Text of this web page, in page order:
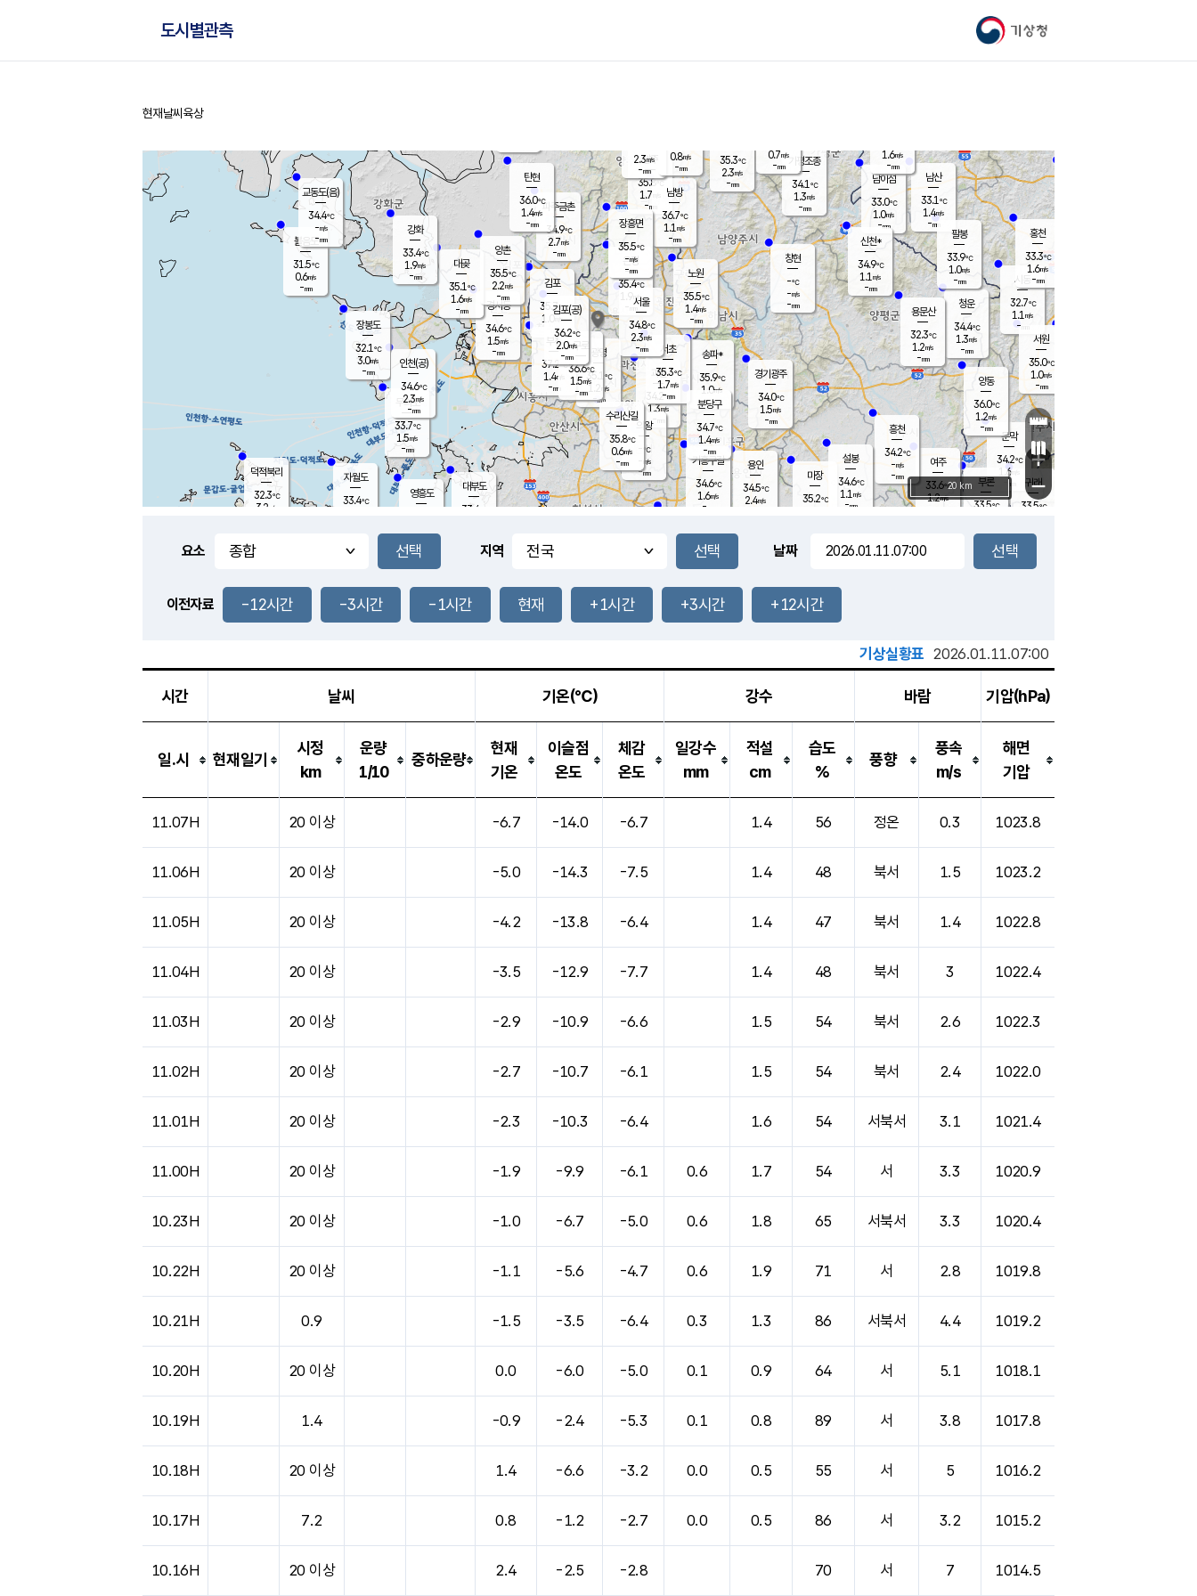
기상청
도시별관측
홈
현재날씨 육상
풍도
1.5m/s
문막
34.2℃
1.6m/s
mm
남이섬
33.0℃
1.0m/s
-mm
무의도
33.7℃
1.5m/s
-mm
영흥도
볼음도
31.5℃
0.6m/s
-mm
자월도
33.4℃
양주
35.8℃
1.7
-mm
부론
33.5℃
과천
34.2℃
1.3m/s
- mm
남산
33.1℃
1.4m/s
-mm
장봉도
32.1℃
3.0m/s
-mm
-mm
청운
34.4℃
1.3m/s
-mm
팔봉
33.9℃
1.0m/s
-mm
-mm
용인
34.5℃
2.4m/s
여주
33.6℃
1.2m/s
양동
36.0℃
1.2m/s
-mm
경기광주
34.0℃
1.5m/s
-mm
장호원
1.6m/s
-mm
34.0
℃
대부도
33.4
-
경서동
34.6℃
1.5m/s
-mm
파주금촌
34.9℃
2.7m/s
-mm
가평조종
34.1℃
1.3m/s
-mm
35.3℃
2.3m/s
-mm
대곶
35.1℃
1.6m/s
-mm
신천*
34.9℃
1.1 m/s
-mm
창현
-℃
-m/s
-mm
탄현
36.0℃
1.4m/s
-mm
0.7m/s
-mm
35.0℃
2.0m/s
-mm
흥천
34.2℃
-m/s
-mm
마장
35.2℃
의왕
- ℃
-m/s
-mm
김포
35.7℃
1.0 m/s
mm
설봉
34.6℃
1.1 m/s
-mm
광명
35.1
℃
1.2 m/s
-mm
부천
37.2℃
1.4m/s
-mm
-mm
양촌
35.5℃
2.2m/s
-mm
구로
36.6℃
1.5m/s
-mm
은평
35.4℃
1.9 m/s
- mm
노원
35.5℃
1.4m/s
-mm
송파*
35.9℃
1.0m/s
-mm
서초
35.3℃
1.7m/s
-mm
남방
36.7℃
1.1 m/s
-mm
기흥구갈
34.6℃
1.6m/s
-
수리산길
35.8℃
0.6m/s
-mm
분당구
34.7℃
1.4m/s
-mm
장흥면
35.5℃
-m/s
-mm
2.3m/s
-mm
시동
32.7℃
1.1 m/s
- mm
귀래
33.5℃
서원
35.0℃
1.0m/s
-mm
용문산
32.3℃
1.2m/s
-mm
덕적북리
32.3℃
3.2 m/s
홍천
33.3℃
1.6m/s
-mm
강화
33.4℃
1.9m/s
-mm
인천(공)
34.6℃
2.3m/s
-mm
김포(공)
36.2℃
2.0m/s
-mm
서울
34.8℃
2.3m/s
-mm
0.8m/s
-mm
교동도(음)
34.4℃
-m/s
-mm
+
−
20 km
요소 지역 날짜
이전자료 -12시간 -3시간 -1시간 현재 +1시간 +3시간 +12시간
기상실황표 2026.01.11.07:00
시간 날씨 기온(℃) 강수 바람 기압(hPa)
일.시 현재일기
시정
km
운량
1/10
중하운량
현재
기온
이슬점
온도
체감
온도
일강수
mm
적설
cm
습도
%
풍향
풍속
m/s
해면
기압
11.07H 20 이상 -6.7 -14.0 -6.7 1.4 56 정온 0.3 1023.8
11.06H 20 이상 -5.0 -14.3 -7.5 1.4 48 북서 1.5 1023.2
11.05H 20 이상 -4.2 -13.8 -6.4 1.4 47 북서 1.4 1022.8
11.04H 20 이상 -3.5 -12.9 -7.7 1.4 48 북서 3 1022.4
11.03H 20 이상 -2.9 -10.9 -6.6 1.5 54 북서 2.6 1022.3
11.02H 20 이상 -2.7 -10.7 -6.1 1.5 54 북서 2.4 1022.0
11.01H 20 이상 -2.3 -10.3 -6.4 1.6 54 서북서 3.1 1021.4
11.00H 20 이상 -1.9 -9.9 -6.1 0.6 1.7 54 서 3.3 1020.9
10.23H 20 이상 -1.0 -6.7 -5.0 0.6 1.8 65 서북서 3.3 1020.4
10.22H 20 이상 -1.1 -5.6 -4.7 0.6 1.9 71 서 2.8 1019.8
10.21H 0.9 -1.5 -3.5 -6.4 0.3 1.3 86 서북서 4.4 1019.2
10.20H 20 이상 0.0 -6.0 -5.0 0.1 0.9 64 서 5.1 1018.1
10.19H 1.4 -0.9 -2.4 -5.3 0.1 0.8 89 서 3.8 1017.8
10.18H 20 이상 1.4 -6.6 -3.2 0.0 0.5 55 서 5 1016.2
10.17H 7.2 0.8 -1.2 -2.7 0.0 0.5 86 서 3.2 1015.2
10.16H 20 이상 2.4 -2.5 -2.8 70 서 7 1014.5